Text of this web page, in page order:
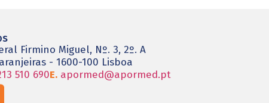
Firmino Miguel, Nº. 3, 2º. A
- 1600-100 Lisboa
510 690E. apormed@apormed.pt